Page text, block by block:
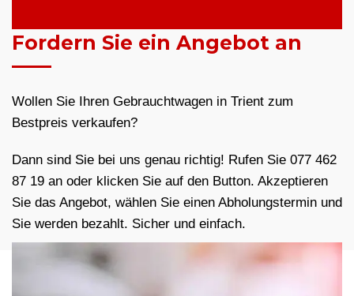
Fordern Sie ein Angebot an
Wollen Sie Ihren Gebrauchtwagen in Trient zum
Bestpreis verkaufen?
Dann sind Sie bei uns genau richtig! Rufen Sie 077 462
87 19 an oder klicken Sie auf den Button. Akzeptieren
Sie das Angebot, wählen Sie einen Abholungstermin und
Sie werden bezahlt. Sicher und einfach.